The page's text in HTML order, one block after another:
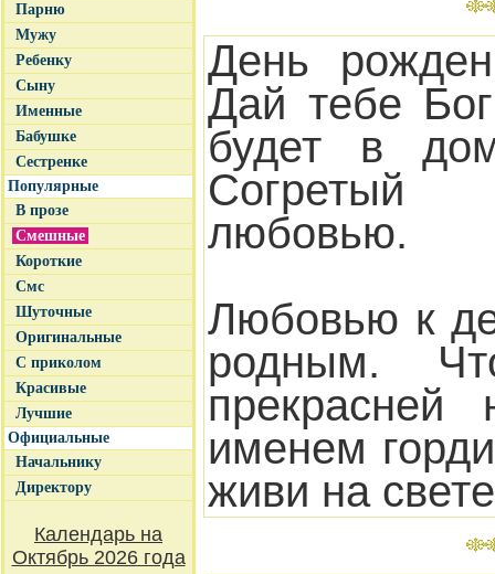
Парню
Мужу
Ребенку
Сыну
Именные
Бабушке
Сестренке
Популярные
В прозе
Смешные
Короткие
Смс
Шуточные
Оригинальные
С приколом
Красивые
Лучшие
Официальные
Начальнику
Директору
Календарь на
Октябрь 2026 года
День
Дай тебе
будет в
любовью.
Любовью к
родным.
именем
живи на